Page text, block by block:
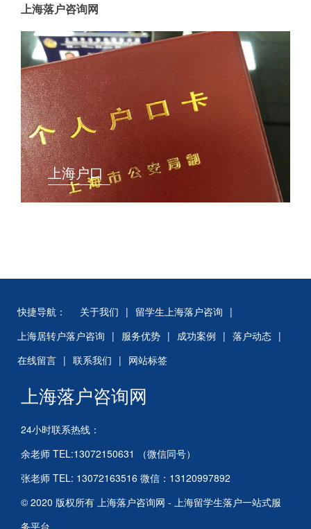
上海落户咨询网
上海户口
快捷导航： 关于我们 | 留学生上海落户咨询 |
上海居转户落户咨询 | 服务优势 | 成功案例 | 落户动态 |
在线留言 | 联系我们 | 网站标签
上海落户咨询网
24小时联系热线：
余老师 TEL:13072150631 （微信同号）
张老师 TEL: 13072163516 微信：13120997892
© 2020 版权所有 上海落户咨询网 - 上海留学生落户一站式服